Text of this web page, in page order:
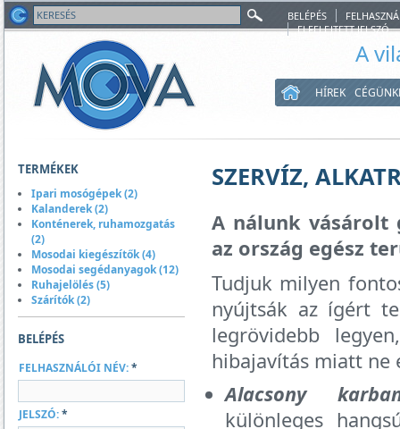
BELÉPÉS
ELFELEJTETT JELSZÓ
A
HÍREK
TERMÉKEK
Ipari mosógépek (2)
Kalanderek (2)
Konténerek, ruhamozgatás
(2)
Mosodai kiegészítők (4)
Mosodai segédanyagok (12)
Ruhajelölés (5)
Szárítók (2)
BELÉPÉS
FELHASZNÁLÓI NÉV:*
JELSZÓ:*
SZERVÍZ,
A nálunk vásárolt
az ország egész
Tudjuk milyen
nyújtsák az ígért
legrövidebb
hibajavítás miatt ne
Alacsony
különleges